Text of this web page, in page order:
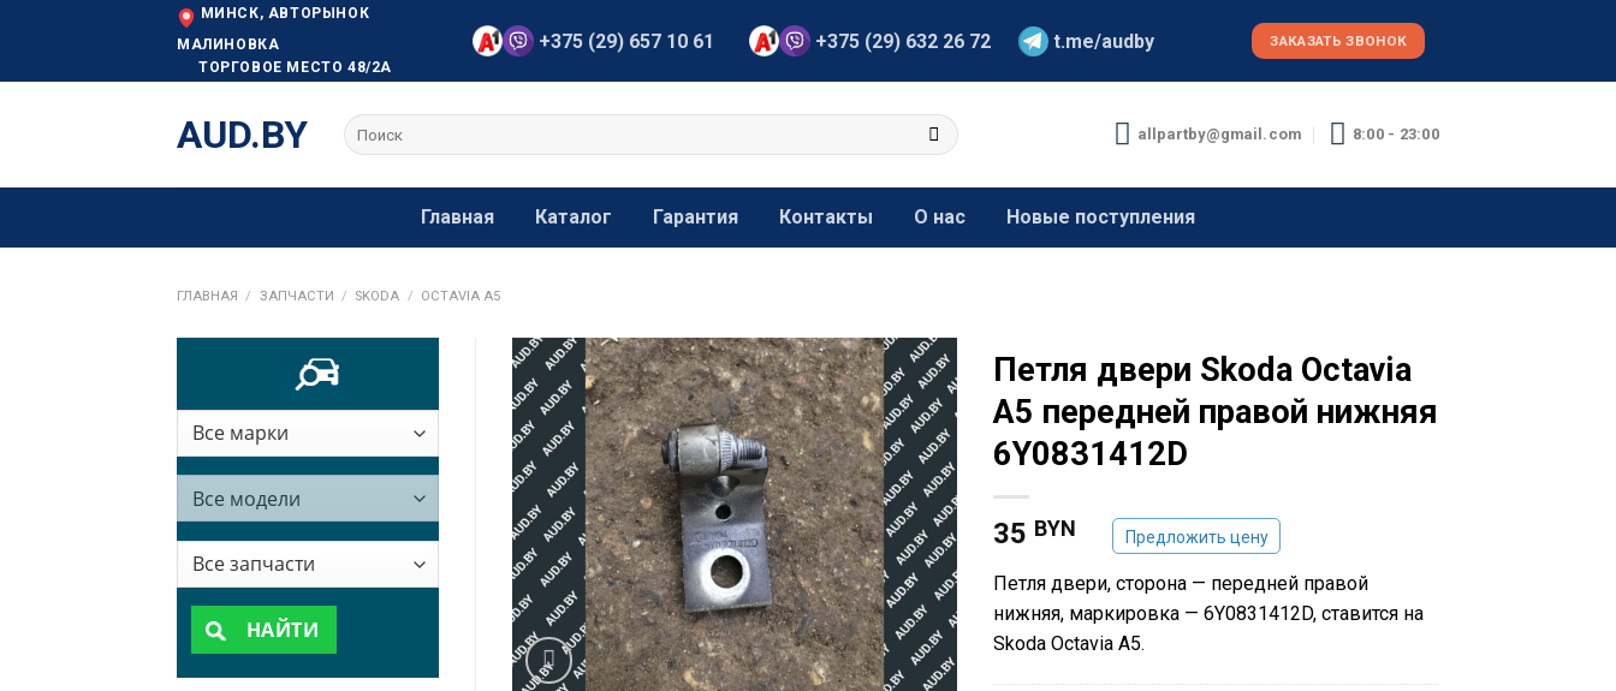
МИНСК, АВТОРЫНОК
МАЛИНОВКА
ТОРГОВОЕ МЕСТО 48/2А
+375 (29) 657 10 61 +375 (29) 632 26 72 t.me/audby ЗАКАЗАТЬ ЗВОНОК
AUD.BY Искать: allpartby@gmail.com 8:00 - 23:00
Главная Каталог Гарантия Контакты О нас Новые поступления
ГЛАВНАЯ / ЗАПЧАСТИ / SKODA / OCTAVIA A5
НАЙТИ
Петля двери Skoda Octavia
A5 передней правой нижняя
6Y0831412D
35 BYN Предложить цену
Петля двери, сторона — передней правой
нижняя, маркировка — 6Y0831412D, ставится на
Skoda Octavia A5.